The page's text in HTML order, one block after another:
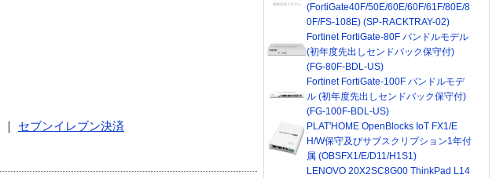
セブンイレブン決済
(FortiGate40F/50E/60E/60F/61F/80E/8
0F/FS-108E) (SP-RACKTRAY-02)
Fortinet FortiGate-80F バンドルモデル
(初年度先出しセンドバック保守付)
(FG-80F-BDL-US)
Fortinet FortiGate-100F バンドルモデ
ル (初年度先出しセンドバック保守付)
(FG-100F-BDL-US)
PLAT'HOME OpenBlocks IoT FX1/E
H/W保守及びサブスクリプション1年付
属 (OBSFX1/E/D11/H1S1)
LENOVO 20X2SC8G00 ThinkPad L14